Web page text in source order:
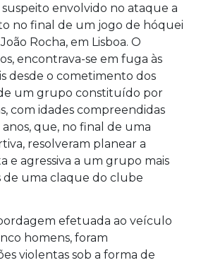
envolvido no ataque a
no final de um jogo de hóquei
Rocha, em Lisboa. O
encontrava-se em fuga às
desde o cometimento dos
um grupo constituído por
com idades compreendidas
que, no final de uma
resolveram planear a
e agressiva a um grupo mais
de uma claque do clube
efetuada ao veículo
homens, foram
violentas sob a forma de